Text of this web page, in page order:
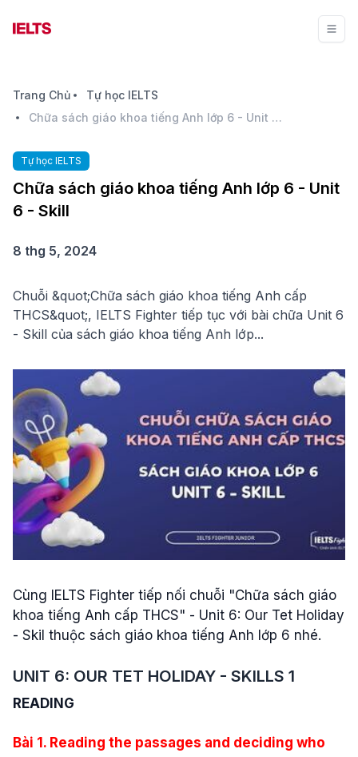
Trang Chủ
Tự học IELTS
Chữa sách giáo khoa tiếng Anh lớp 6 - Unit 6 - Skill
Tự học IELTS
Chữa sách giáo khoa tiếng Anh lớp 6 - Unit
6 - Skill
8 thg 5, 2024
Chuỗi &quot;Chữa sách giáo khoa tiếng Anh cấp
THCS&quot;, IELTS Fighter tiếp tục với bài chữa Unit 6
- Skill của sách giáo khoa tiếng Anh lớp...
Cùng IELTS Fighter tiếp nối chuỗi "Chữa sách giáo
khoa tiếng Anh cấp THCS" - Unit 6: Our Tet Holiday
- Skil thuộc sách giáo khoa tiếng Anh lớp 6 nhé.
UNIT 6: OUR TET HOLIDAY - SKILLS 1
READING
Bài 1. Reading the passages and deciding who